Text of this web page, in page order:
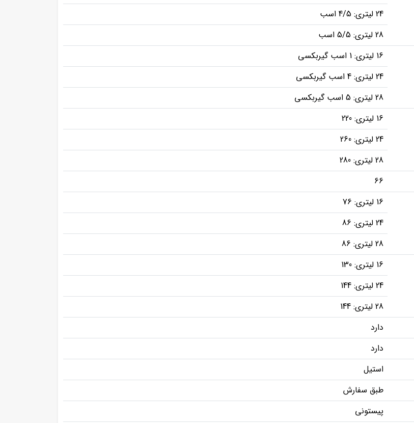
24 لیتری: 4/5 اسب
28 لیتری: 5/5 اسب
16 لیتری: 1 اسب گیربکسی
24 لیتری: 4 اسب گیربکسی
28 لیتری: 5 اسب گیربکسی
16 لیتری: 220
24 لیتری: 260
28 لیتری: 280
66
16 لیتری: 76
24 لیتری: 86
28 لیتری: 86
16 لیتری: 130
24 لیتری: 144
28 لیتری: 144
دارد
دارد
استیل
طبق سفارش
پیستونی